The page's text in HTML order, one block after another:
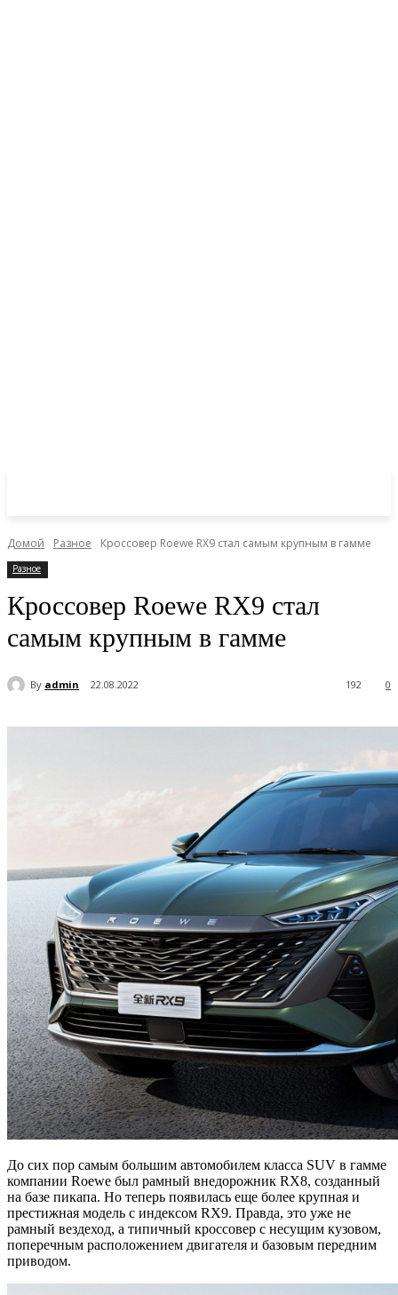
Домой Разное Кроссовер Roewe RX9 стал самым крупным в гамме
Разное
Кроссовер Roewe RX9 стал
самым крупным в гамме
By admin 22.08.2022 0
192
До сих пор самым большим автомобилем класса SUV в гамме
компании Roewe был рамный внедорожник RX8, созданный
на базе пикапа. Но теперь появилась еще более крупная и
престижная модель с индексом RX9. Правда, это уже не
рамный вездеход, а типичный кроссовер с несущим кузовом,
поперечным расположением двигателя и базовым передним
приводом.